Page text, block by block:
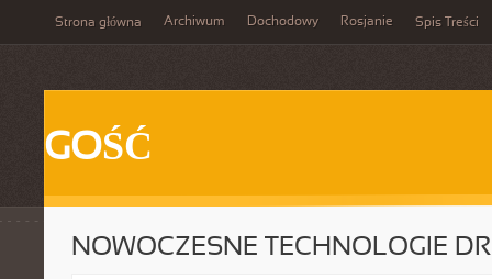
Strona główna Archiwum Dochodowy Rosjanie Spis Treści
GOŚĆ
NOWOCZESNE TECHNOLOGIE